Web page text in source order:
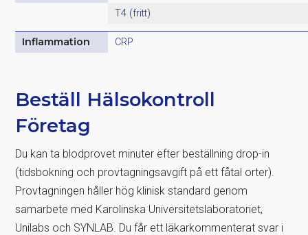
T4 (fritt)
Inflammation CRP
Beställ Hälsokontroll
Företag
Du kan ta blodprovet minuter efter beställning drop-in
(tidsbokning och provtagningsavgift på ett fåtal orter).
Provtagningen håller hög klinisk standard genom
samarbete med Karolinska Universitetslaboratoriet,
Unilabs och SYNLAB. Du får ett läkarkommenterat svar i